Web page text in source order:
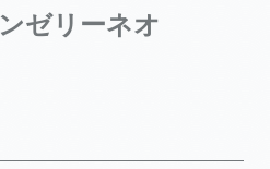
ゼリーネオ